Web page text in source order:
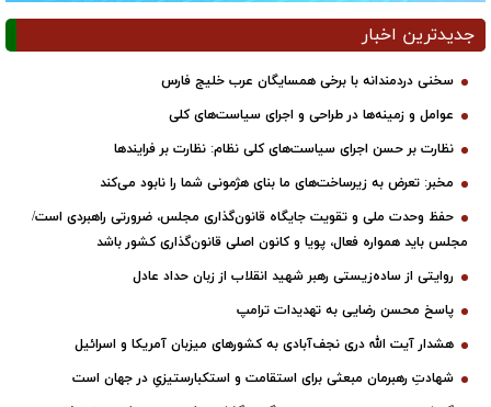
جدیدترین اخبار
سخنی دردمندانه با برخی همسایگان عرب خلیج فارس
عوامل و زمینه‌ها در طراحی و اجرای سیاست‌های کلی
نظارت بر حسن اجرای سیاست‌های کلی نظام: نظارت بر فرایندها
مخبر: تعرض به زیرساخت‌های ما بنای هژمونی شما را نابود می‌کند
حفظ وحدت ملی و تقویت جایگاه قانون‌گذاری مجلس، ضرورتی راهبردی است/
مجلس باید همواره فعال، پویا و کانون اصلی قانون‌گذاری کشور باشد
روایتی از ساده‌زیستی رهبر شهید انقلاب از زبان حداد عادل
پاسخ محسن رضایی به تهدیدات ترامپ
هشدار آیت الله دری نجف‌آبادی به کشورهای میزبان آمریکا و اسرائیل
شهادتِ رهبرمان مبعثی برای استقامت و استکبارستیزیِ در جهان است